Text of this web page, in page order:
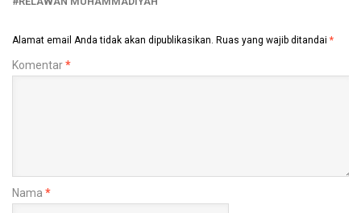
Alamat email Anda tidak akan dipublikasikan. Ruas yang wajib ditandai *
Komentar*
Nama *